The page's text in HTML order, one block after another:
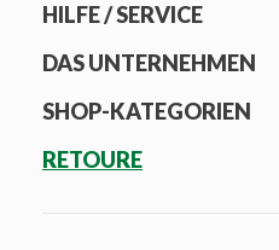
HILFE / SERVICE
DAS UNTERNEHMEN
SHOP-KATEGORIEN
RETOURE